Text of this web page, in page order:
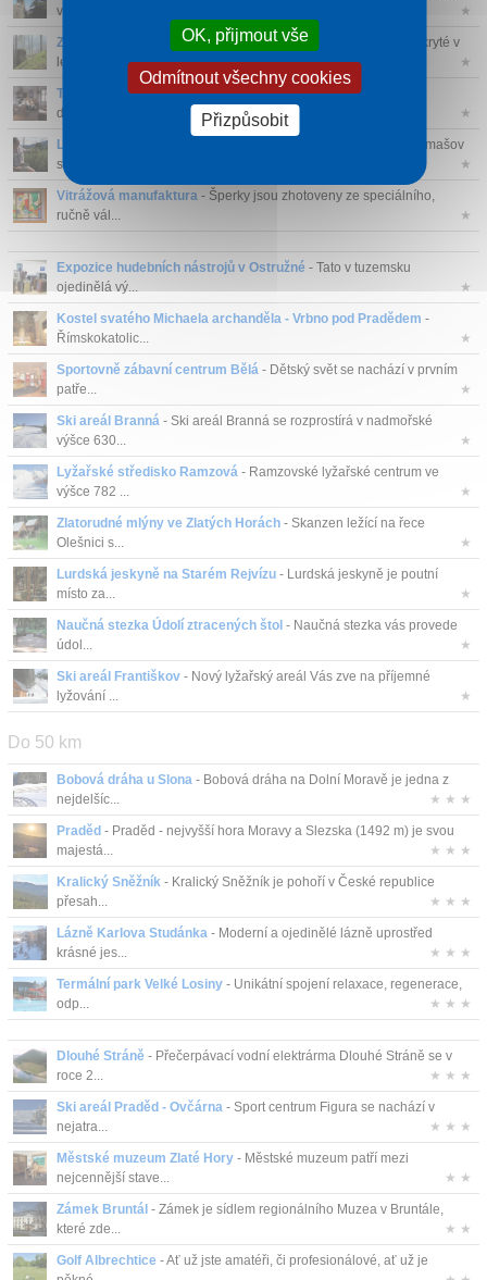
v les...
★
Zřícenina hradu Edelštejn - Pozůstatky středověkého hradu ukryté v
lesí...
★
Tkalcovna Rejvíz- Tkalcovna na Rejvízu je malé muzeum,
dokumentující hist...
★
Likérka Domašov
- BAIRNSFATHER DISTILLERY - likérka Domašov
se zabývá ruč...
★
Vitrážová manufaktura - Šperky jsou zhotoveny ze speciálního,
ručně vál...
★
Expozice hudebních nástrojů v Ostružné - Tato v tuzemsku
ojedinělá vý...
★
Kostel svatého Michaela archanděla - Vrbno pod Pradědem -
Římskokatolic...
★
Sportovně zábavní centrum Bělá - Dětský svět se nachází v prvním
patře...
★
Ski areál Branná - Ski areál Branná se rozprostírá v nadmořské
výšce 630...
★
Lyžařské středisko Ramzová - Ramzovské lyžařské centrum ve
výšce 782 ...
★
Zlatorudné mlýny ve Zlatých Horách - Skanzen ležící na řece
Olešnici s...
★
Lurdská jeskyně na Starém Rejvízu - Lurdská jeskyně je poutní
místo za...
★
Naučná stezka Údolí ztracených štol - Naučná stezka vás provede
údol...
★
Ski areál Františkov - Nový lyžařský areál Vás zve na příjemné
lyžování ...
★
Do 50 km
Bobová dráha u Slona - Bobová dráha na Dolní Moravě je jedna z
nejdelšíc...
★ ★ ★
Praděd - Praděd - nejvyšší hora Moravy a Slezska (1492 m) je svou
majestá...
★ ★ ★
Kralický Sněžník - Kralický Sněžník je pohoří v České republice
přesah...
★ ★ ★
Lázně Karlova Studánka - Moderní a ojedinělé lázně uprostřed
krásné jes...
★ ★ ★
Termální park Velké Losiny - Unikátní spojení relaxace, regenerace,
odp...
★ ★ ★
Dlouhé Stráně - Přečerpávací vodní elektrárma Dlouhé Stráně se v
roce 2...
★ ★ ★
Ski areál Praděd - Ovčárna - Sport centrum Figura se nachází v
nejatra...
★ ★ ★
Městské muzeum Zlaté Hory - Městské muzeum patří mezi
nejcennější stave...
★ ★
Zámek Bruntál - Zámek je sídlem regionálního Muzea v Bruntále,
které zde...
★ ★
Golf Albrechtice - Ať už jste amatéři, či profesionálové, ať už je
OK, přijmout vše
Odmítnout všechny cookies
Přizpůsobit